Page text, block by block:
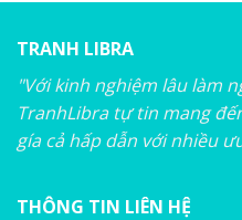
TRANH LIBRA
"Với kinh nghiệm lâu làm
TranhLibra tự tin mang
gía cả hấp dẫn với nhiều
THÔNG TIN LIÊN HỆ